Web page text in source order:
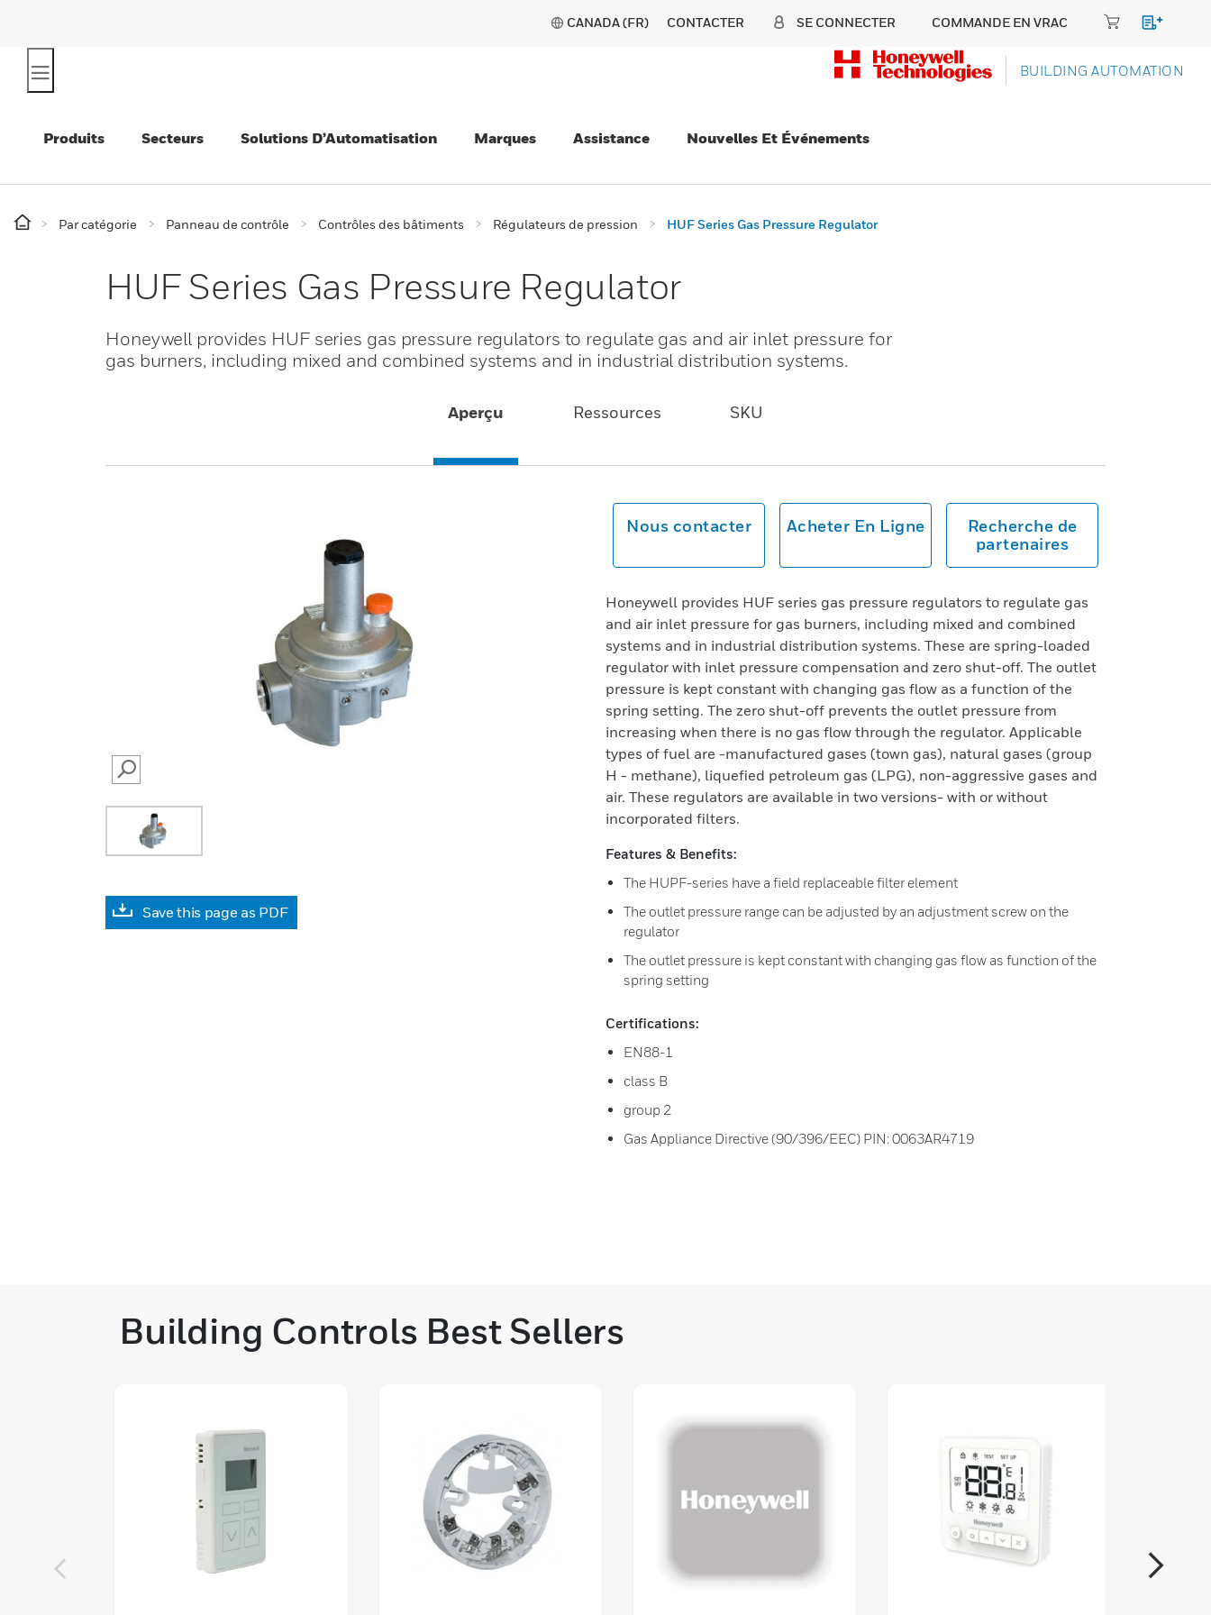
CANADA (FR) CONTACTER SE CONNECTER COMMANDE EN VRAC
BUILDING AUTOMATION
Produits Secteurs Solutions D’Automatisation Marques Assistance Nouvelles Et Événements
Par catégorie Panneau de contrôle Contrôles des bâtiments Régulateurs de pression HUF Series Gas Pressure Regulator
HUF Series Gas Pressure Regulator
Honeywell provides HUF series gas pressure regulators to regulate gas and air inlet pressure for
gas burners, including mixed and combined systems and in industrial distribution systems.
Aperçu Ressources SKU
SEARCH
Save this page as PDF
Nous contacter Acheter En Ligne
Recherche de
partenaires
Honeywell provides HUF series gas pressure regulators to regulate gas
and air inlet pressure for gas burners, including mixed and combined
systems and in industrial distribution systems. These are spring-loaded
regulator with inlet pressure compensation and zero shut-off. The outlet
pressure is kept constant with changing gas flow as a function of the
spring setting. The zero shut-off prevents the outlet pressure from
increasing when there is no gas flow through the regulator. Applicable
types of fuel are -manufactured gases (town gas), natural gases (group
H - methane), liquefied petroleum gas (LPG), non-aggressive gases and
air. These regulators are available in two versions- with or without
incorporated filters.
Features & Benefits:
The HUPF-series have a field replaceable filter element
The outlet pressure range can be adjusted by an adjustment screw on the
regulator
The outlet pressure is kept constant with changing gas flow as function of the
spring setting
Certifications:
EN88-1
class B
group 2
Gas Appliance Directive (90/396/EEC) PIN: 0063AR4719
Building Controls Best Sellers